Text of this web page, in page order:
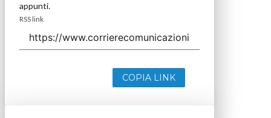
appunti.
RSS link
COPIA LINK